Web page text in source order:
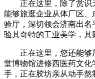
正在这里，除了赏识
能够旅逛企业从体厂区
验厅，深切领会济南出
验其奇特的工业美学，其
正在这里，您还能够
堂博物馆进修西医药文
手，正在胶坊亲从动手